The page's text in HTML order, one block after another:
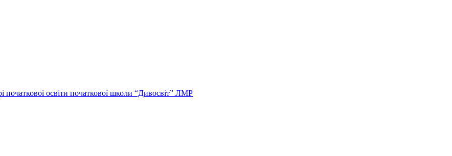
початкової освіти початкової школи “Дивосвіт” ЛМР